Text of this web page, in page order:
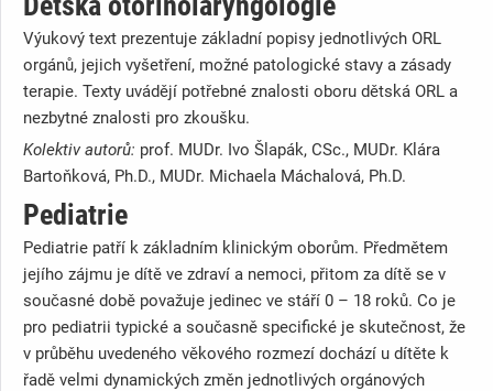
Výukový text prezentuje základní popisy jednotlivých ORL
orgánů, jejich vyšetření, možné patologické stavy a zásady
terapie. Texty uvádějí potřebné znalosti oboru dětská ORL a
nezbytné znalosti pro zkoušku.
Kolektiv autorů: prof. MUDr. Ivo Šlapák, CSc., MUDr. Klára
Bartoňková, Ph.D., MUDr. Michaela Máchalová, Ph.D.
Pediatrie
Pediatrie patří k základním klinickým oborům. Předmětem
jejího zájmu je dítě ve zdraví a nemoci, přitom za dítě se v
současné době považuje jedinec ve stáří 0 – 18 roků. Co je
pro pediatrii typické a současně specifické je skutečnost, že
v průběhu uvedeného věkového rozmezí dochází u dítěte k
řadě velmi dynamických změn jednotlivých orgánových